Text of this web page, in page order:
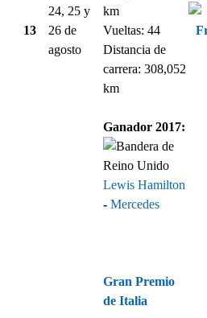
13
24, 25 y
26 de
agosto
km
Vueltas: 44
Distancia de
carrera: 308,052
km
Ganador 2017:
Lewis Hamilton
- Mercedes
Gran Premio
de Italia